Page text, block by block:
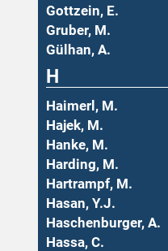
Gottzein, E.
Gruber, M.
Gülhan, A.
H
Haimerl, M.
Hajek, M.
Hanke, M.
Harding, M.
Hartrampf, M.
Hasan, Y.J.
Haschenburger, A.
Hassa, C.